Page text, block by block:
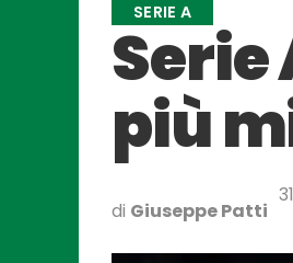
SERIE A
più
di Giuseppe Patti